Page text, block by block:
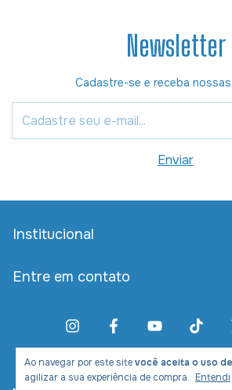
Ao navegar por este sitevocê aceita o uso
agilizar a sua experiência de compra. Entendi
Newsletter
Cadastre-se e receba
Institucional
Entre em contato